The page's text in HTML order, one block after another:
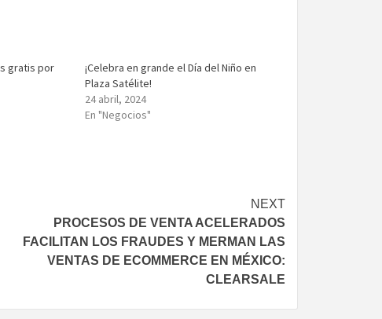
gratis por
¡Celebra en grande el Día del Niño en
Plaza Satélite!
24 abril, 2024
En "Negocios"
NEXT
PROCESOS DE VENTA ACELERADOS
FACILITAN LOS FRAUDES Y MERMAN LAS
VENTAS DE ECOMMERCE EN MÉXICO:
CLEARSALE